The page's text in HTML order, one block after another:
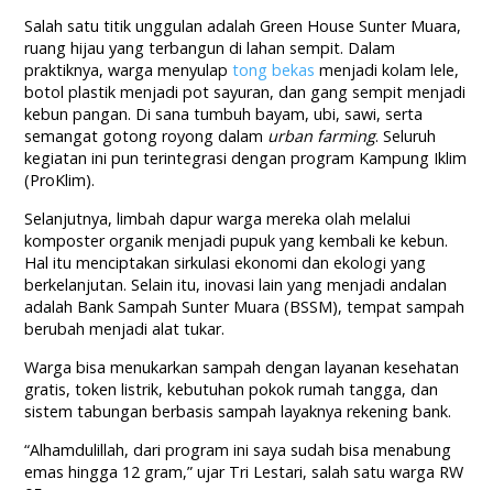
Salah satu titik unggulan adalah Green House Sunter Muara,
ruang hijau yang terbangun di lahan sempit. Dalam
praktiknya, warga menyulaptong bekas menjadi kolam lele,
botol plastik menjadi pot sayuran, dan gang sempit menjadi
kebun pangan. Di sana tumbuh bayam, ubi, sawi, serta
semangat gotong royong dalam urban farming. Seluruh
kegiatan ini pun terintegrasi dengan program Kampung Iklim
(ProKlim).
Selanjutnya, limbah dapur warga mereka olah melalui
komposter organik menjadi pupuk yang kembali ke kebun.
Hal itu menciptakan sirkulasi ekonomi dan ekologi yang
berkelanjutan. Selain itu, inovasi lain yang menjadi andalan
adalah Bank Sampah Sunter Muara (BSSM), tempat sampah
berubah menjadi alat tukar.
Warga bisa menukarkan sampah dengan layanan kesehatan
gratis, token listrik, kebutuhan pokok rumah tangga, dan
sistem tabungan berbasis sampah layaknya rekening bank.
“Alhamdulillah, dari program ini saya sudah bisa menabung
emas hingga 12 gram,” ujar Tri Lestari, salah satu warga RW